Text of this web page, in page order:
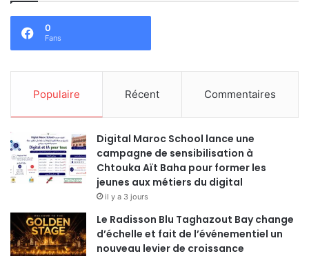
0
Fans
Populaire Récent Commentaires
Digital Maroc School lance une
campagne de sensibilisation à
Chtouka Aït Baha pour former les
jeunes aux métiers du digital
il y a 3 jours
Le Radisson Blu Taghazout Bay change
d’échelle et fait de l’événementiel un
nouveau levier de croissance